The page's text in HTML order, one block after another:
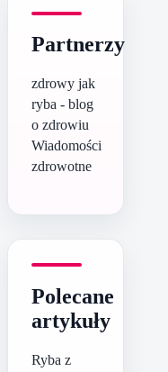
Partnerzy
zdrowy jak
ryba - blog
o zdrowiu
Wiadomości
zdrowotne
Polecane
artykuły
Ryba z